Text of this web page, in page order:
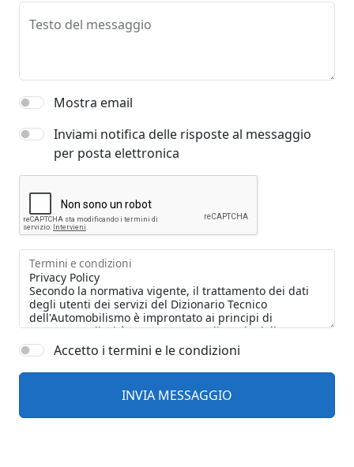
Testo del messaggio
Mostra email
Inviami notifica delle risposte al messaggio
per posta elettronica
Termini e condizioni
Accetto i termini e le condizioni